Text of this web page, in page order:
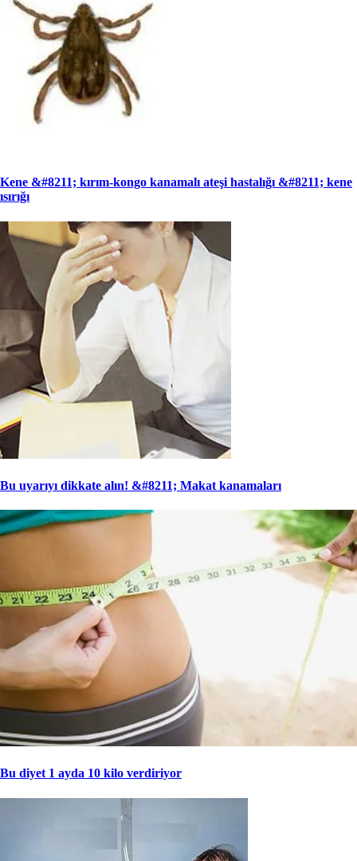
Kene &#8211; kırım-kongo kanamalı ateşi hastalığı &#8211; kene
ısırığı
Bu uyarıyı dikkate alın! &#8211; Makat kanamaları
Bu diyet 1 ayda 10 kilo verdiriyor